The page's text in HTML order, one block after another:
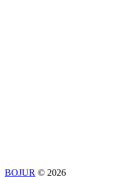
BOJUR © 2026